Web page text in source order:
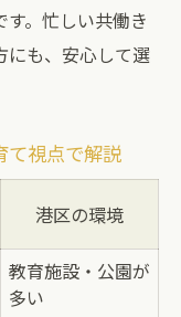
宅の工夫
設のポイント
。忙しい共働き
にも、安心して選
て視点で解説
港区の環境
教育施設・公園が
多い